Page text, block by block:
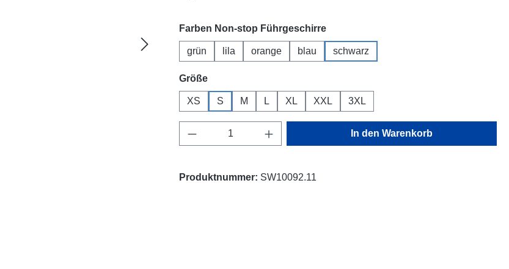
Farben Non-stop Führgeschirreauswählen
grün lila orange blau schwarz
Größeauswählen
XS S M L XL XXL 3XL
Produkt Anzahl: Gib den gewünschten Wert ein
In den Warenkorb
Produktnummer: SW10092.11